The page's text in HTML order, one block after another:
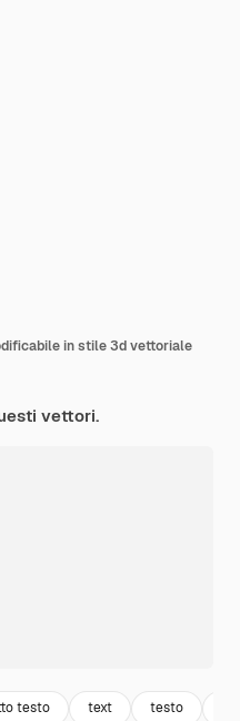
in stile 3d vettoriale
vettori.
testo text testo